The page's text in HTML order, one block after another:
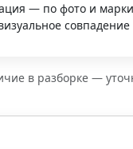
— по фото и
в разборке —